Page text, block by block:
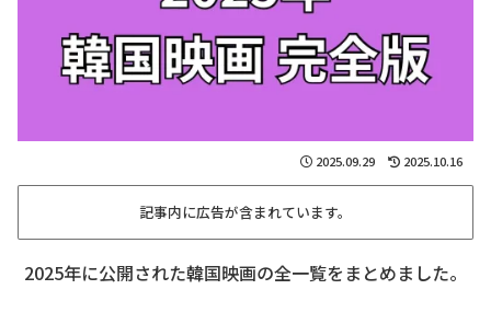
2025.09.29 2025.10.16
記事内に広告が含まれています。
2025年に公開された韓国映画の全一覧をまとめました。